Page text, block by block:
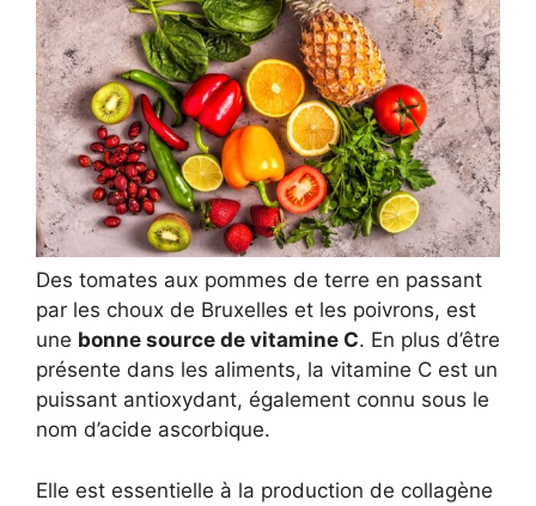
Des tomates aux pommes de terre en passant
par les choux de Bruxelles et les poivrons, est
une bonne source de vitamine C. En plus d’être
présente dans les aliments, la vitamine C est un
puissant antioxydant, également connu sous le
nom d’acide ascorbique.
Elle est essentielle à la production de collagène